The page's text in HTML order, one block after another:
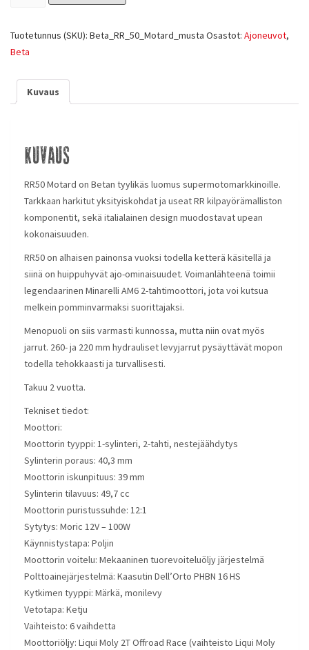
Tuotetunnus (SKU): Beta_RR_50_Motard_musta Osastot: Ajoneuvot,
Beta
Kuvaus
Kuvaus
RR50 Motard on Betan tyylikäs luomus supermotomarkkinoille.
Tarkkaan harkitut yksityiskohdat ja useat RR kilpayörämalliston
komponentit, sekä italialainen design muodostavat upean
kokonaisuuden.
RR50 on alhaisen painonsa vuoksi todella ketterä käsitellä ja
siinä on huippuhyvät ajo-ominaisuudet. Voimanlähteenä toimii
legendaarinen Minarelli AM6 2-tahtimoottori, jota voi kutsua
melkein pomminvarmaksi suorittajaksi.
Menopuoli on siis varmasti kunnossa, mutta niin ovat myös
jarrut. 260- ja 220 mm hydrauliset levyjarrut pysäyttävät mopon
todella tehokkaasti ja turvallisesti.
Takuu 2 vuotta.
Tekniset tiedot:
Moottori:
Moottorin tyyppi: 1-sylinteri, 2-tahti, nestejäähdytys
Sylinterin poraus: 40,3 mm
Moottorin iskunpituus: 39 mm
Sylinterin tilavuus: 49,7 cc
Moottorin puristussuhde: 12:1
Sytytys: Moric 12V – 100W
Käynnistystapa: Poljin
Moottorin voitelu: Mekaaninen tuorevoiteluöljy järjestelmä
Polttoainejärjestelmä: Kaasutin Dell’Orto PHBN 16 HS
Kytkimen tyyppi: Märkä, monilevy
Vetotapa: Ketju
Vaihteisto: 6 vaihdetta
Moottoriöljy: Liqui Moly 2T Offroad Race (vaihteisto Liqui Moly